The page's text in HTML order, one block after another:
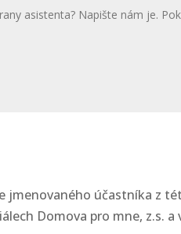
účastníka z
Domova pro mne, z.s.